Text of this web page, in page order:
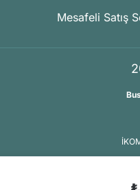
Mesafeli Satış